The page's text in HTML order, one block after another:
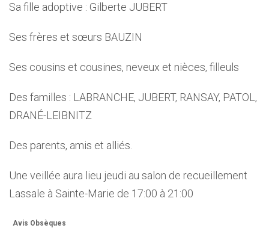
Sa fille adoptive : Gilberte JUBERT
Ses frères et sœurs BAUZIN
Ses cousins et cousines, neveux et nièces, filleuls
Des familles : LABRANCHE, JUBERT, RANSAY, PATOL,
DRANÉ-LEIBNITZ
Des parents, amis et alliés.
Une veillée aura lieu jeudi au salon de recueillement
Lassale à Sainte-Marie de 17:00 à 21:00
Avis Obsèques